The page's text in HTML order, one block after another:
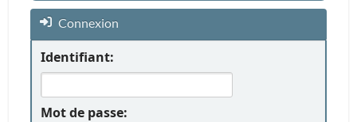
Connexion
Identifiant:
Mot de passe: